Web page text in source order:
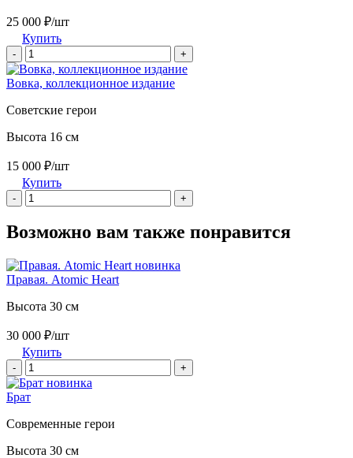
25 000 ₽/шт
Купить
- +
Вовка, коллекционное издание
Советские герои
Высота 16 см
15 000 ₽/шт
Купить
- +
Возможно вам также понравится
новинка
Правая. Atomic Heart
Высота 30 см
30 000 ₽/шт
Купить
- +
новинка
Брат
Современные герои
Высота 30 см